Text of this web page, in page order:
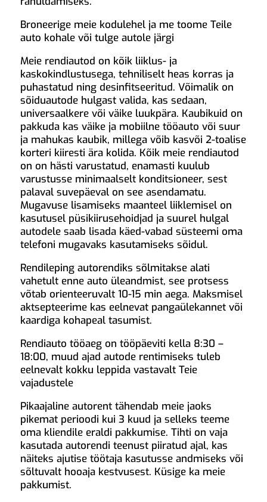
Broneerige meie kodulehel ja me toome Teile
auto kohale või tulge autole järgi
Meie rendiautod on kõik liiklus- ja
kaskokindlustusega, tehniliselt heas korras ja
puhastatud ning desinfitseeritud. Võimalik on
sõiduautode hulgast valida, kas sedaan,
universaalkere või väike luukpära. Kaubikuid on
pakkuda kas väike ja mobiilne tööauto või suur
ja mahukas kaubik, millega võib kasvõi 2-toalise
korteri kiiresti ära kolida. Kõik meie rendiautod
on on hästi varustatud, enamasti kuulub
varustusse minimaalselt konditsioneer, sest
palaval suvepäeval on see asendamatu.
Mugavuse lisamiseks maanteel liiklemisel on
kasutusel püsikiirusehoidjad ja suurel hulgal
autodele saab lisada käed-vabad süsteemi oma
telefoni mugavaks kasutamiseks sõidul.
Rendileping autorendiks sõlmitakse alati
vahetult enne auto üleandmist, see protsess
võtab orienteeruvalt 10-15 min aega. Maksmisel
aktsepteerime kas eelnevat pangaülekannet või
kaardiga kohapeal tasumist.
Rendiauto tööaeg on tööpäeviti kella 8:30 –
18:00, muud ajad autode rentimiseks tuleb
eelnevalt kokku leppida vastavalt Teie
vajadustele
Pikaajaline autorent tähendab meie jaoks
pikemat perioodi kui 3 kuud ja selleks teeme
oma kliendile eraldi pakkumise. Tihti on vaja
kasutada autorendi teenust piiratud ajal, kas
näiteks ajutise töötaja kasutusse andmiseks või
sõltuvalt hooaja kestvusest. Küsige ka meie
pakkumist.